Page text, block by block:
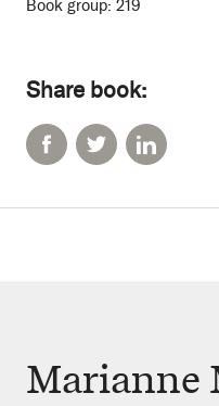
Share book:
Book group: 219
Marianne